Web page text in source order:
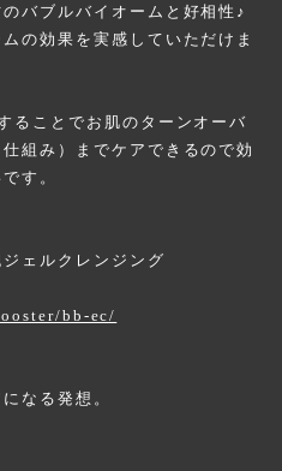
バブルバイオームと好相性♪
の効果を実感していただけま
ることでお肌のターンオーバ
組み）までケアできるので効
す。
ェルクレンジング
bb-ec/
なる発想。